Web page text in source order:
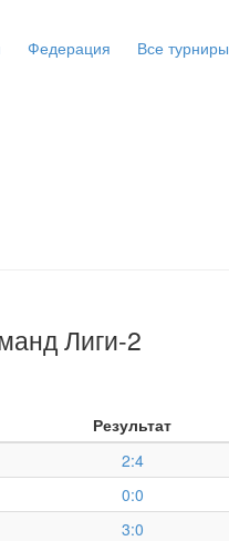
Федерация Все турниры
Лиги-2
Результат
2:4
0:0
3:0